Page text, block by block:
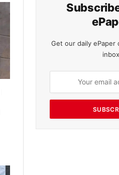
Get our daily ePaper
inbox